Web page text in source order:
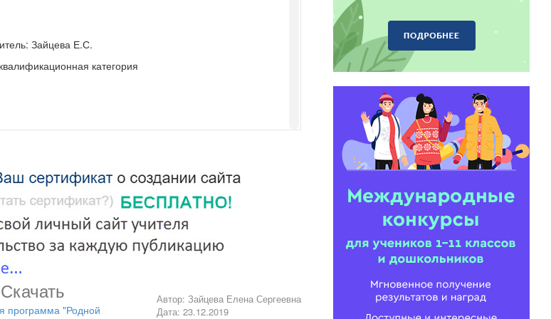
Зайцева Е.С.
категория
Скачать
программа "Родной
Автор: Зайцева Елена Сергеевна
Дата: 23.12.2019